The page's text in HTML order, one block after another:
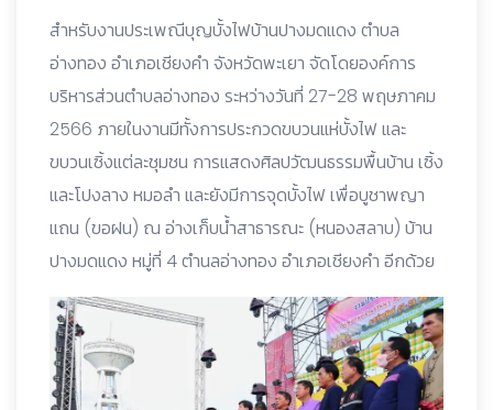
สำหรับงานประเพณีบุญบั้งไฟบ้านปางมดแดง ตำบล
อ่างทอง อำเภอเชียงคำ จังหวัดพะเยา จัดโดยองค์การ
บริหารส่วนตำบลอ่างทอง ระหว่างวันที่ 27-28 พฤษภาคม
2566 ภายในงานมีทั้งการประกวดขบวนแห่บั้งไฟ และ
ขบวนเซิ้งแต่ละชุมชน การแสดงศิลปวัฒนธรรมพื้นบ้าน เซิ้ง
และโปงลาง หมอลำ และยังมีการจุดบั้งไฟ เพื่อบูชาพญา
แถน (ขอฝน) ณ อ่างเก็บน้ำสาธารณะ (หนองสลาบ) บ้าน
ปางมดแดง หมู่ที่ 4 ตำนลอ่างทอง อำเภอเชียงคำ อีกด้วย